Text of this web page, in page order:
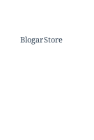
Blogar Store